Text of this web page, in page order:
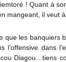
! Quant à
mangeant, il veut
que les banquiers
l’offensive dans
Diagou…tiens